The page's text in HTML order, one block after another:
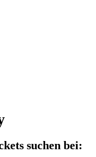
suchen bei: